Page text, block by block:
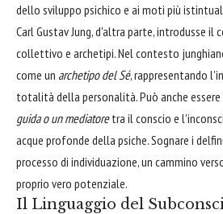
dello sviluppo psichico e ai moti più
Carl Gustav Jung, d'altra parte, introdusse il
collettivo e archetipi. Nel contesto
come un archetipo del Sé, rappresentando
totalità della personalità. Può anche
guida o un mediatoretra il conscio e
acque profonde della psiche. Sognare i
processo di individuazione, un cammino
proprio vero potenziale.
Il Linguaggio del